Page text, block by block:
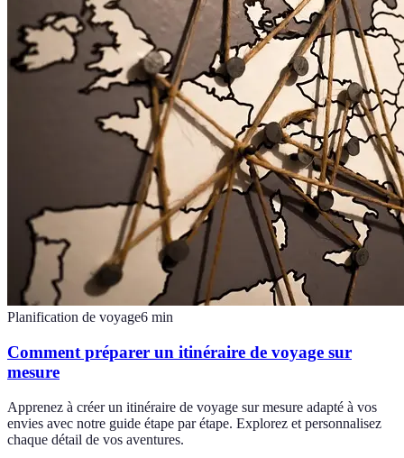
Planification de voyage6 min
Comment préparer un itinéraire de voyage sur
mesure
Apprenez à créer un itinéraire de voyage sur mesure adapté à vos
envies avec notre guide étape par étape. Explorez et personnalisez
chaque détail de vos aventures.